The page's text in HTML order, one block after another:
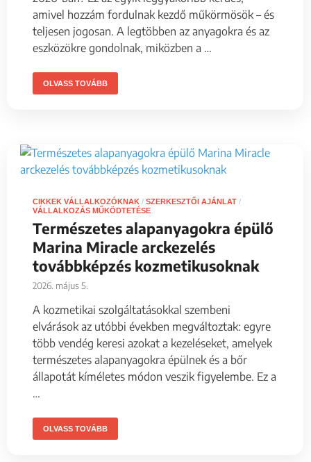
amivel hozzám fordulnak kezdő műkörmösök – és
teljesen jogosan. A legtöbben az anyagokra és az
eszközökre gondolnak, miközben a …
OLVASS TOVÁBB
CIKKEK VÁLLALKOZÓKNAK / SZERKESZTŐI AJÁNLAT /
VÁLLALKOZÁS MŰKÖDTETÉSE
Természetes alapanyagokra épülő
Marina Miracle arckezelés
továbbképzés kozmetikusoknak
2026. május 5.
A kozmetikai szolgáltatásokkal szembeni
elvárások az utóbbi években megváltoztak: egyre
több vendég keresi azokat a kezeléseket, amelyek
természetes alapanyagokra épülnek és a bőr
állapotát kíméletes módon veszik figyelembe. Ez a
…
OLVASS TOVÁBB